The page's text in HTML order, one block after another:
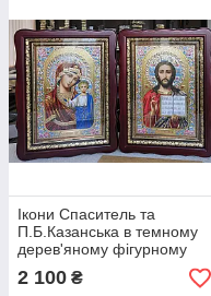
Ікони Спаситель та
П.Б.Казанська в темному
дерев'яному фігурному
кіоті під склом, розмір
39*29, лік з квітами 20×30
2 100 ₴